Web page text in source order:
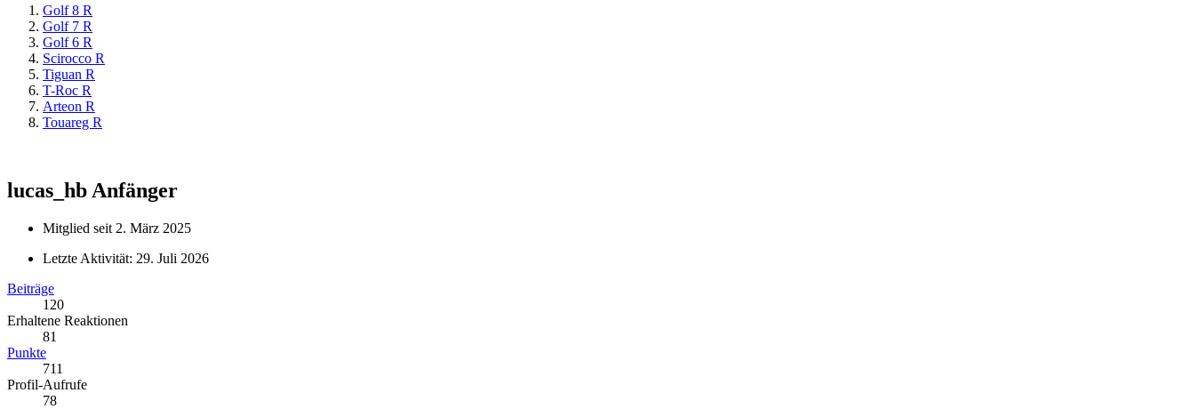
Golf 8 R
Golf 7 R
Golf 6 R
Scirocco R
Tiguan R
T-Roc R
Arteon R
Touareg R
lucas_hb Anfänger
Mitglied seit 2. März 2025
Letzte Aktivität: 29. Juli 2026
Beiträge
120
Erhaltene Reaktionen
81
Punkte
711
Profil-Aufrufe
78